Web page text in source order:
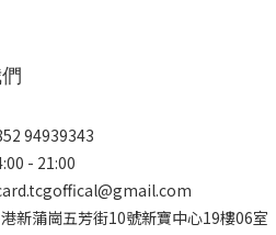
94939343
- 21:00
新蒲崗五芳街10號新寶中心19樓06室